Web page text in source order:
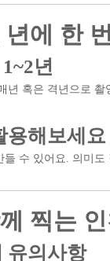
에 한
년
년 혹은 격년으로 촬
용해보세요
수 있어요. 의미도
찍는
유의사항